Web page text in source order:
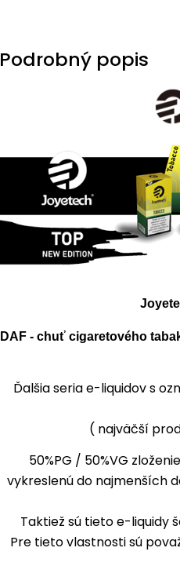
Podrobný popis
DAF - chuť cigaretového
Ďalšia seria e-liquidov s
( najväčší
50%PG / 50%VG
vykreslenú do najmenších
Taktiež sú tieto e-liquidy
Pre tieto vlastnosti sú